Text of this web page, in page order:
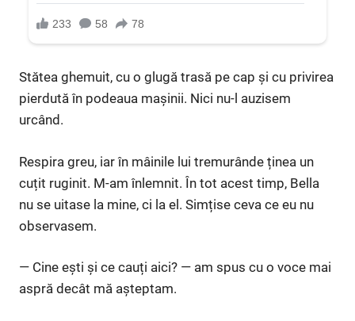
Stătea ghemuit, cu o glugă trasă pe cap și cu privirea
pierdută în podeaua mașinii. Nici nu-l auzisem
urcând.
Respira greu, iar în mâinile lui tremurânde ținea un
cuțit ruginit. M-am înlemnit. În tot acest timp, Bella
nu se uitase la mine, ci la el. Simțise ceva ce eu nu
observasem.
— Cine ești și ce cauți aici? — am spus cu o voce mai
aspră decât mă așteptam.